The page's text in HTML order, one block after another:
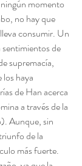
momento
no hay que
consumir. Un
sentimientos de
supremacía,
haya
de Han acerca
a través de la
Aunque, sin
de la
más fuerte.